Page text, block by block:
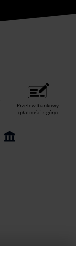
Przelew bankowy
(płatność z góry)